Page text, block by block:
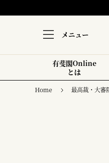
メニュー
有斐閣Online
とは
Home 最高裁・大審